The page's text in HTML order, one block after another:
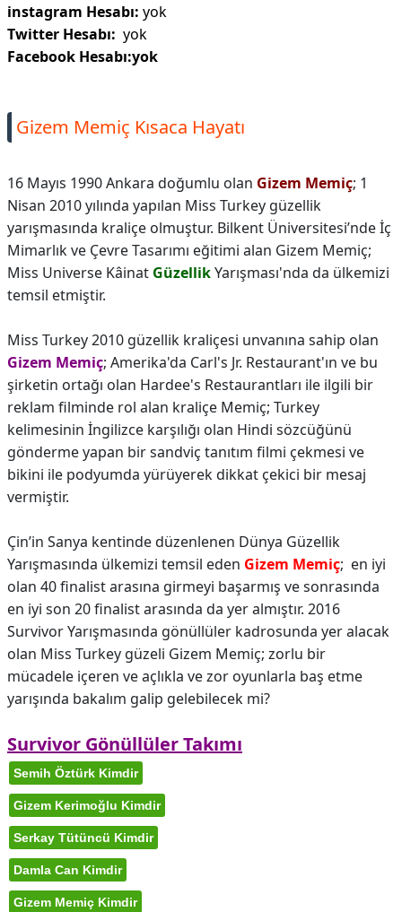
instagram Hesabı: yok
Twitter Hesabı: yok
Facebook Hesabı:yok
Gizem Memiç Kısaca Hayatı
16 Mayıs 1990 Ankara doğumlu olan Gizem Memiç; 1
Nisan 2010 yılında yapılan Miss Turkey güzellik
yarışmasında kraliçe olmuştur. Bilkent Üniversitesi’nde İç
Mimarlık ve Çevre Tasarımı eğitimi alan Gizem Memiç;
Miss Universe Kâinat GüzellikYarışması'nda da ülkemizi
temsil etmiştir.
Miss Turkey 2010 güzellik kraliçesi unvanına sahip olan
Gizem Memiç; Amerika'da Carl's Jr. Restaurant'ın ve bu
şirketin ortağı olan Hardee's Restaurantları ile ilgili bir
reklam filminde rol alan kraliçe Memiç; Turkey
kelimesinin İngilizce karşılığı olan Hindi sözcüğünü
gönderme yapan bir sandviç tanıtım filmi çekmesi ve
bikini ile podyumda yürüyerek dikkat çekici bir mesaj
vermiştir.
Çin’in Sanya kentinde düzenlenen Dünya Güzellik
Yarışmasında ülkemizi temsil eden Gizem Memiç; en iyi
olan 40 finalist arasına girmeyi başarmış ve sonrasında
en iyi son 20 finalist arasında da yer almıştır. 2016
Survivor Yarışmasında gönüllüler kadrosunda yer alacak
olan Miss Turkey güzeli Gizem Memiç; zorlu bir
mücadele içeren ve açlıkla ve zor oyunlarla baş etme
yarışında bakalım galip gelebilecek mi?
Survivor Gönüllüler Takımı
Semih Öztürk Kimdir
Gizem Kerimoğlu Kimdir
Serkay Tütüncü Kimdir
Damla Can Kimdir
Gizem Memiç Kimdir